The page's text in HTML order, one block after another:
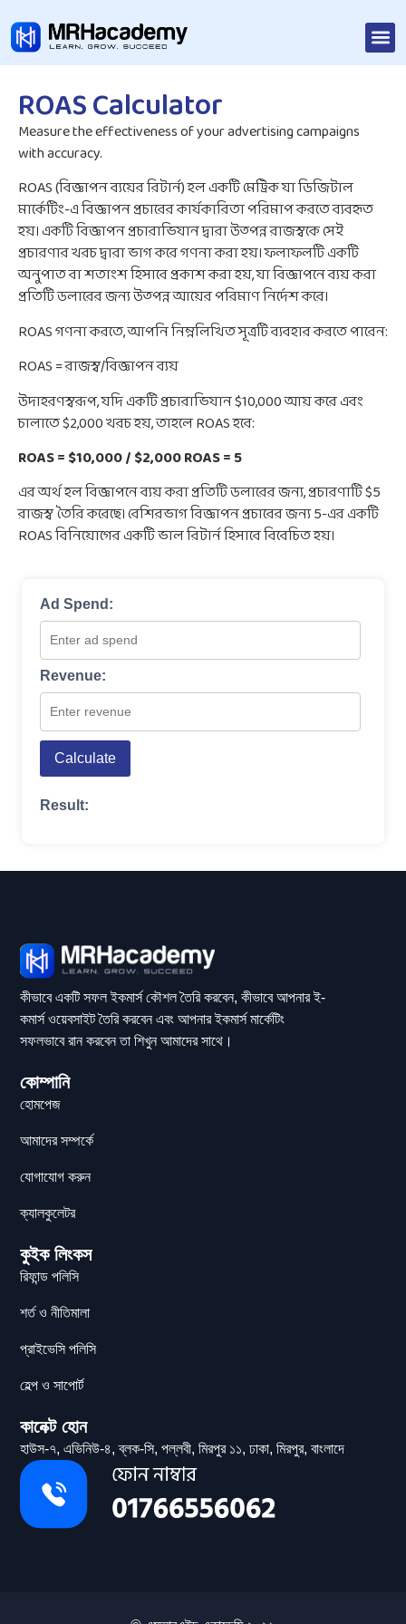
ROAS Calculator
Measure the effectiveness of your advertising campaigns
with accuracy.
ROAS (বিজ্ঞাপন ব্যয়ের রিটার্ন) হল একটি মেট্রিক যা ডিজিটাল
মার্কেটিং-এ বিজ্ঞাপন প্রচারের কার্যকারিতা পরিমাপ করতে ব্যবহৃত
হয়। একটি বিজ্ঞাপন প্রচারাভিযান দ্বারা উত্পন্ন রাজস্বকে সেই
প্রচারণার খরচ দ্বারা ভাগ করে গণনা করা হয়। ফলাফলটি একটি
অনুপাত বা শতাংশ হিসাবে প্রকাশ করা হয়, যা বিজ্ঞাপনে ব্যয় করা
প্রতিটি ডলারের জন্য উত্পন্ন আয়ের পরিমাণ নির্দেশ করে।
ROAS গণনা করতে, আপনি নিম্নলিখিত সূত্রটি ব্যবহার করতে পারেন:
ROAS = রাজস্ব/বিজ্ঞাপন ব্যয়
উদাহরণস্বরূপ, যদি একটি প্রচারাভিযান $10,000 আয় করে এবং
চালাতে $2,000 খরচ হয়, তাহলে ROAS হবে:
ROAS = $10,000 / $2,000 ROAS = 5
এর অর্থ হল বিজ্ঞাপনে ব্যয় করা প্রতিটি ডলারের জন্য, প্রচারণাটি $5
রাজস্ব তৈরি করেছে। বেশিরভাগ বিজ্ঞাপন প্রচারের জন্য 5-এর একটি
ROAS বিনিয়োগের একটি ভাল রিটার্ন হিসাবে বিবেচিত হয়।
Ad Spend:
Revenue:
Calculate
Result:
কীভাবে একটি সফল ইকমার্স কৌশল তৈরি করবেন, কীভাবে আপনার ই-
কমার্স ওয়েবসাইট তৈরি করবেন এবং আপনার ইকমার্স মার্কেটিং
সফলভাবে রান করবেন তা শিখুন আমাদের সাথে।
কোম্পানি
হোমপেজ
আমাদের সম্পর্কে
যোগাযোগ করুন
ক্যালকুলেটর
কুইক লিংকস
রিফান্ড পলিসি
শর্ত ও নীতিমালা
প্রাইভেসি পলিসি
হেল্প ও সাপোর্ট
কানেক্ট হোন
হাউস-৭, এভিনিউ-৪, ব্লক-সি, পল্লবী, মিরপুর ১১, ঢাকা, মিরপুর, বাংলাদে